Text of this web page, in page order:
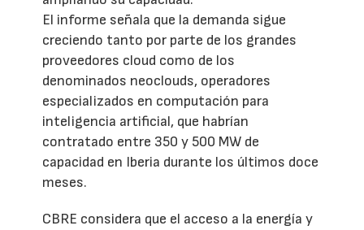
El informe señala que la demanda sigue
creciendo tanto por parte de los grandes
proveedores cloud como de los
denominados neoclouds, operadores
especializados en computación para
inteligencia artificial, que habrían
contratado entre 350 y 500 MW de
capacidad en Iberia durante los últimos doce
meses.
CBRE considera que el acceso a la energía y